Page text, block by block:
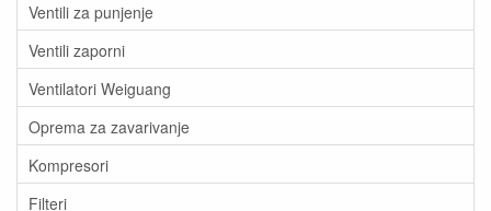
Ventili za punjenje
Ventili zaporni
Ventilatori Weiguang
Oprema za zavarivanje
Kompresori
Filteri